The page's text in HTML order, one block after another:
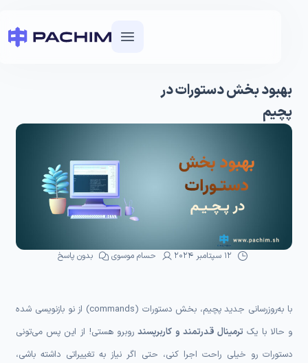
بهبود بخش دستورات در
پچیم
12 سپتامبر 2024 حسام موسوی بدون پاسخ
با به‌روزرسانی جدید پچیم، بخش دستورات (commands) از نو بازنویسی شده
و حالا با یک ترمینال قدرتمند و کاربرپسندروبرو هستی! از این پس می‌تونی
دستورات رو خیلی راحت اجرا کنی، حتی اگر نیاز به تغییراتی داشته باشی،